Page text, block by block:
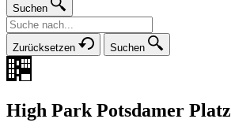
Suchen
Zurücksetzen Suchen
High Park Potsdamer Platz